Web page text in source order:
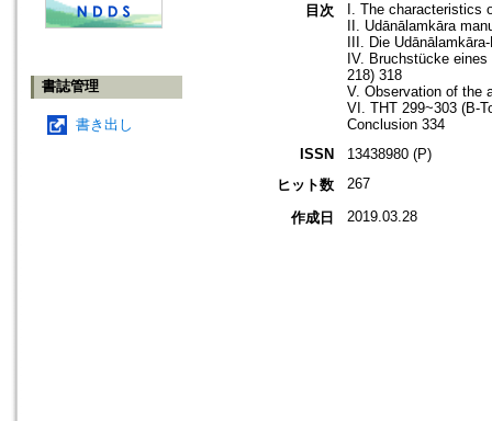
書誌管理
書き出し
目次
I. The characteristics
II. Udānālamkāra
III. Die
IV. Bruchstücke
218) 318
V. Observation of the
VI. THT 299~303 (B-
Conclusion 334
ISSN
13438980 (P)
ヒット数
267
作成日 2019.03.28